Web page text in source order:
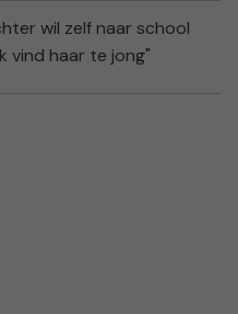
wil zelf naar school
vind haar te jong"